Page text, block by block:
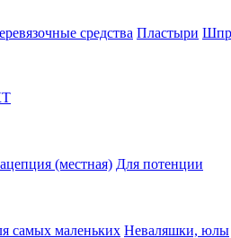
средства Пластыри
(местная) Для потенции
самых маленьких Неваляшки, юлы